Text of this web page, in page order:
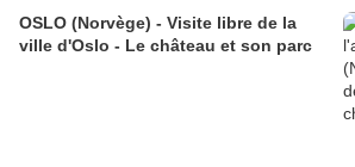
OSLO (Norvège) - Visite libre de la
ville d'Oslo - Le château et son parc